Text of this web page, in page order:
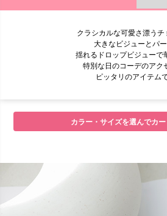
クラシカルな可愛さ漂う
大きなビジューとパ
揺れるドロップビジュー
特別な日のコーデのアク
ピッタリのアイテム
カラー・サイズを選んでカ